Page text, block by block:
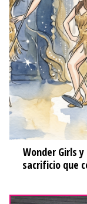
Wonder Girls
sacrificio que